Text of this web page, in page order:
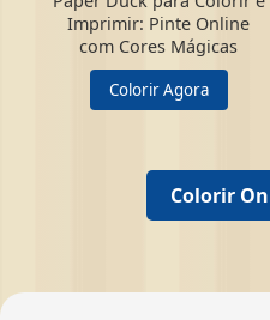
Imprimir: Pinte Online
com Cores Mágicas
Colorir Agora
Colorir